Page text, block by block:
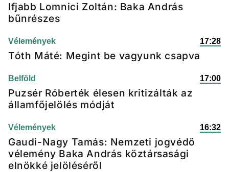
Ifjabb Lomnici Zoltán: Baka András
bűnrészes
Vélemények 17:28
Tóth Máté: Megint be vagyunk csapva
Belföld 17:00
Puzsér Róberték élesen kritizálták az
államfőjelölés módját
Vélemények 16:32
Gaudi-Nagy Tamás: Nemzeti jogvédő
vélemény Baka András köztársasági
elnökké jelöléséről